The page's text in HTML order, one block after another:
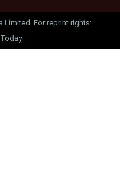
Limited. For reprint rights: